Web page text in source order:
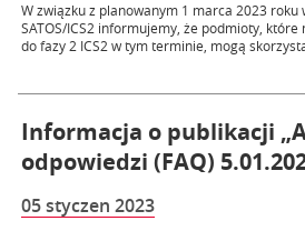
W związku z planowanym 1 marca 2023
SATOS/ICS2 informujemy, że podmioty,
do fazy 2 ICS2 w tym terminie, mogą
Informacja o publikacji
odpowiedzi (FAQ)
05 styczen 2023